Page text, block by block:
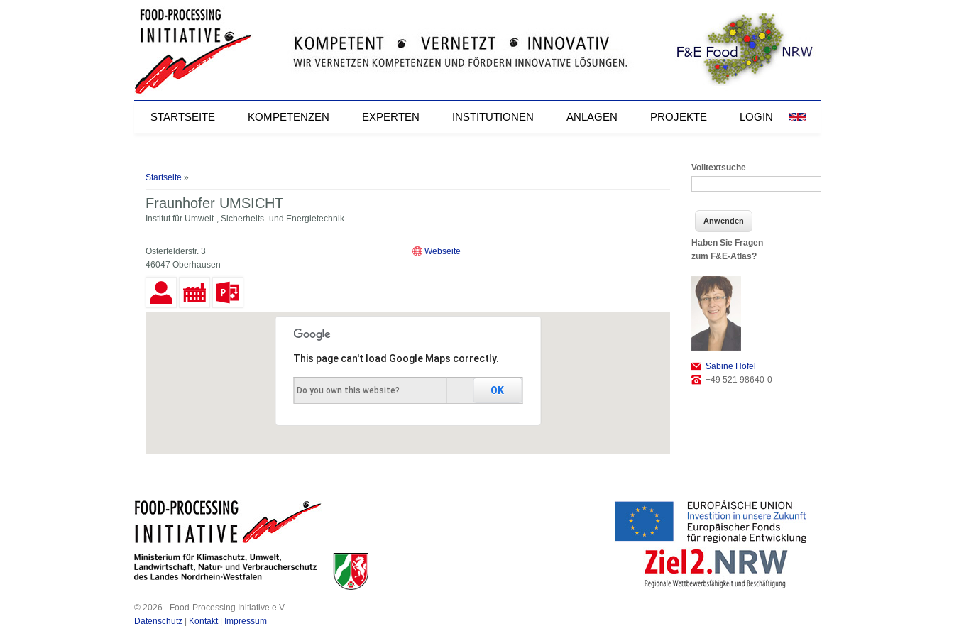
STARTSEITE KOMPETENZEN EXPERTEN INSTITUTIONEN ANLAGEN PROJEKTE LOGIN
Startseite »
Fraunhofer UMSICHT
Institut für Umwelt-, Sicherheits- und Energietechnik
Osterfelderstr. 3
46047 Oberhausen
Webseite
This page can't load Google Maps correctly.
Do you own this website? OK
Volltextsuche
Haben Sie Fragen
zum F&E-Atlas?
Sabine Höfel
+49 521 98640-0
© 2026 - Food-Processing Initiative e.V.
Datenschutz| Kontakt| Impressum